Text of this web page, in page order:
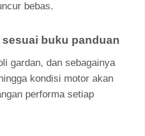
bebas.
buku panduan
gardan, dan sebagainya
kondisi motor akan
performa setiap